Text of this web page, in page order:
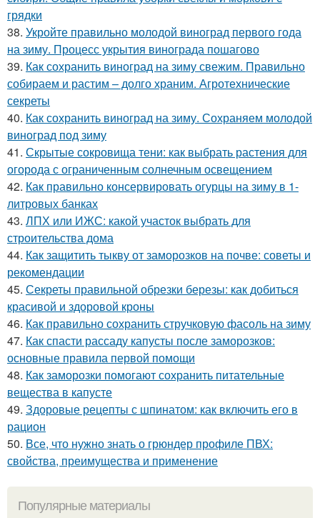
грядки
38. Укройте правильно молодой виноград первого года
на зиму. Процесс укрытия винограда пошагово
39. Как сохранить виноград на зиму свежим. Правильно
собираем и растим – долго храним. Агротехнические
секреты
40. Как сохранить виноград на зиму. Сохраняем молодой
виноград под зиму
41. Скрытые сокровища тени: как выбрать растения для
огорода с ограниченным солнечным освещением
42. Как правильно консервировать огурцы на зиму в 1-
литровых банках
43. ЛПХ или ИЖС: какой участок выбрать для
строительства дома
44. Как защитить тыкву от заморозков на почве: советы и
рекомендации
45. Секреты правильной обрезки березы: как добиться
красивой и здоровой кроны
46. Как правильно сохранить стручковую фасоль на зиму
47. Как спасти рассаду капусты после заморозков:
основные правила первой помощи
48. Как заморозки помогают сохранить питательные
вещества в капусте
49. Здоровые рецепты с шпинатом: как включить его в
рацион
50. Все, что нужно знать о грюндер профиле ПВХ:
свойства, преимущества и применение
Популярные материалы